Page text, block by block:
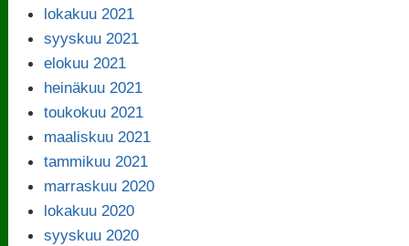
lokakuu 2021
syyskuu 2021
elokuu 2021
heinäkuu 2021
toukokuu 2021
maaliskuu 2021
tammikuu 2021
marraskuu 2020
lokakuu 2020
syyskuu 2020